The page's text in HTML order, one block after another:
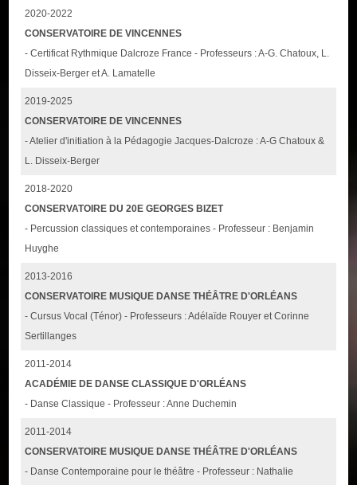
2020-2022
CONSERVATOIRE DE VINCENNES
- Certificat Rythmique Dalcroze France - Professeurs : A-G. Chatoux, L.
Disseix-Berger et A. Lamatelle
2019-2025
CONSERVATOIRE DE VINCENNES
- Atelier d'initiation à la Pédagogie Jacques-Dalcroze : A-G Chatoux &
L. Disseix-Berger
2018-2020
CONSERVATOIRE DU 20E GEORGES BIZET
- Percussion classiques et contemporaines - Professeur : Benjamin
Huyghe
2013-2016
CONSERVATOIRE MUSIQUE DANSE THÉÂTRE D'ORLÉANS
- Cursus Vocal (Ténor) - Professeurs : Adélaïde Rouyer et Corinne
Sertillanges
2011-2014
ACADÉMIE DE DANSE CLASSIQUE D'ORLÉANS
- Danse Classique - Professeur : Anne Duchemin
2011-2014
CONSERVATOIRE MUSIQUE DANSE THÉÂTRE D'ORLÉANS
- Danse Contemporaine pour le théâtre - Professeur : Nathalie